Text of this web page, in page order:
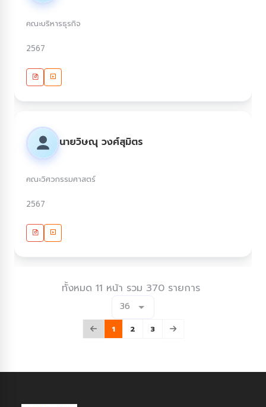
คณะบริหารธุรกิจ
2567
นายวิษณุ วงศ์สุมิตร
คณะวิศวกรรมศาสตร์
2567
ทั้งหมด 11 หน้า รวม 370 รายการ
36
1 2 3